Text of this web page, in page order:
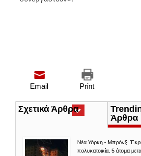
Print
Email
Σχετικά Άρθρα(ενεργή
καρτέλα)Άρθρα
Νέα Υόρκη - Μπρόνξ:
πολυκατοικία. 5 άτομα